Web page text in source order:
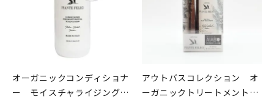
オーガニックコンディショナ
ー モイスチャライジング
アウトバスコレクション オ
ーガニックトリートメント＆